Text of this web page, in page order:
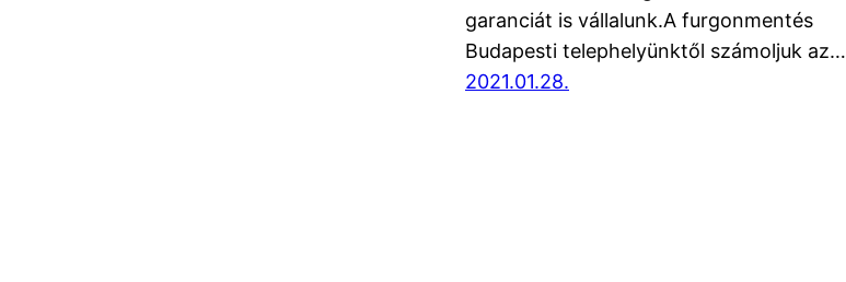
garanciát is vállalunk.A furgonmentés
Budapesti telephelyünktől számoljuk az…
2021.01.28.